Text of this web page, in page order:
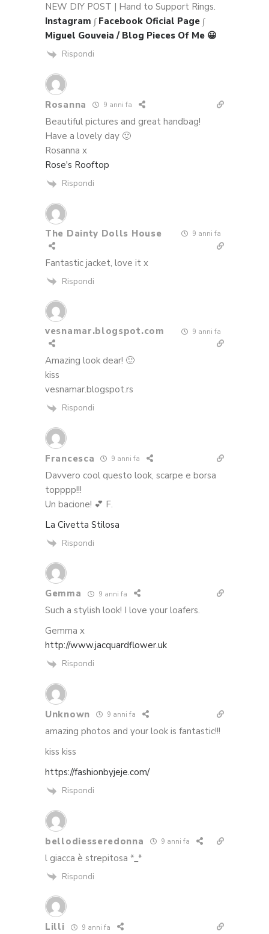
NEW DIY POST | Hand to Support Rings.
Instagram ∫ Facebook Oficial Page ∫
Miguel Gouveia / Blog Pieces Of Me 😀
Rispondi
Rosanna 9 anni fa
Beautiful pictures and great handbag!
Have a lovely day 🙂
Rosanna x
Rose's Rooftop
Rispondi
The Dainty Dolls House 9 anni fa
Fantastic jacket, love it x
Rispondi
vesnamar.blogspot.com 9 anni fa
Amazing look dear! 🙂
kiss
vesnamar.blogspot.rs
Rispondi
Francesca 9 anni fa
Davvero cool questo look, scarpe e borsa
topppp!!!
Un bacione! 💕 F.
La Civetta Stilosa
Rispondi
Gemma 9 anni fa
Such a stylish look! I love your loafers.
Gemma x
http://www.jacquardflower.uk
Rispondi
Unknown 9 anni fa
amazing photos and your look is fantastic!!!
kiss kiss
https://fashionbyjeje.com/
Rispondi
bellodiesseredonna 9 anni fa
l giacca è strepitosa *_*
Rispondi
Lilli 9 anni fa